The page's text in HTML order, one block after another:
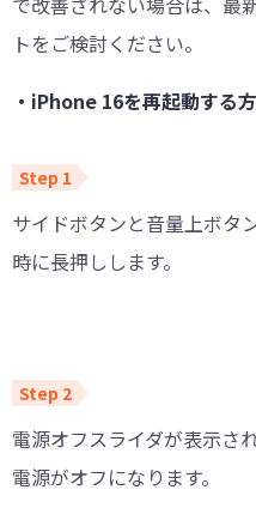
トをご検討ください。
・iPhone 16を再起動する
サイドボタンと音量上ボタ
時に長押しします。
電源オフスライダが表示さ
電源がオフになります。